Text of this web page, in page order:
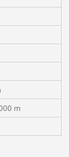
m